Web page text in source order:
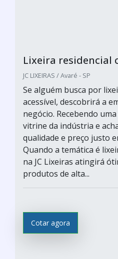
Lixeira residencial
JC LIXEIRAS / Avaré - SP
Se alguém busca por
acessível, descobrirá a
negócio. Recebendo
vitrine da indústria e
qualidade e preço justo
Quando a temática é
na JC Lixeiras atingirá
produtos de alta...
Cotar agora